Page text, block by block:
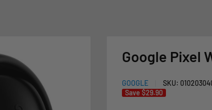
Google Pixel
GOOGLE SKU:
Save $29.90